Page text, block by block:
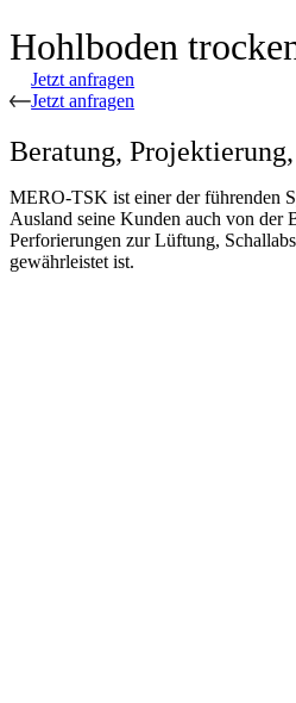
Hohlboden
Jetzt anfragen
Jetzt anfragen
Beratung,
MERO-TSK ist einer der führenden
Ausland seine Kunden auch von der
Perforierungen zur Lüftung,
gewährleistet ist.